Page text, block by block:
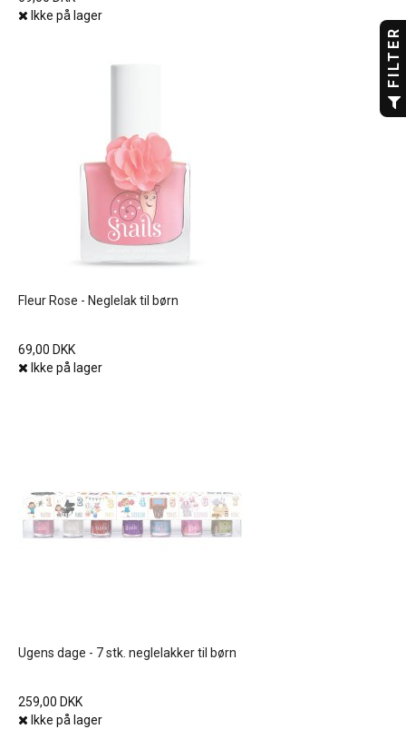
Ikke på lager
Fleur Rose - Neglelak til børn
69,00 DKK
Ikke på lager
Ugens dage - 7 stk. neglelakker til børn
259,00 DKK
Ikke på lager
FILTER